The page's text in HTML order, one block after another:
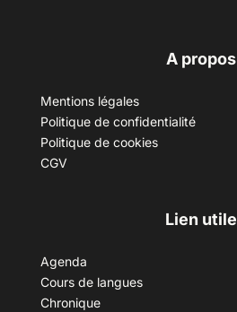
A propos
Mentions légales
Politique de confidentialité
Politique de cookies
CGV
Lien utile
Agenda
Cours de langues
Chronique